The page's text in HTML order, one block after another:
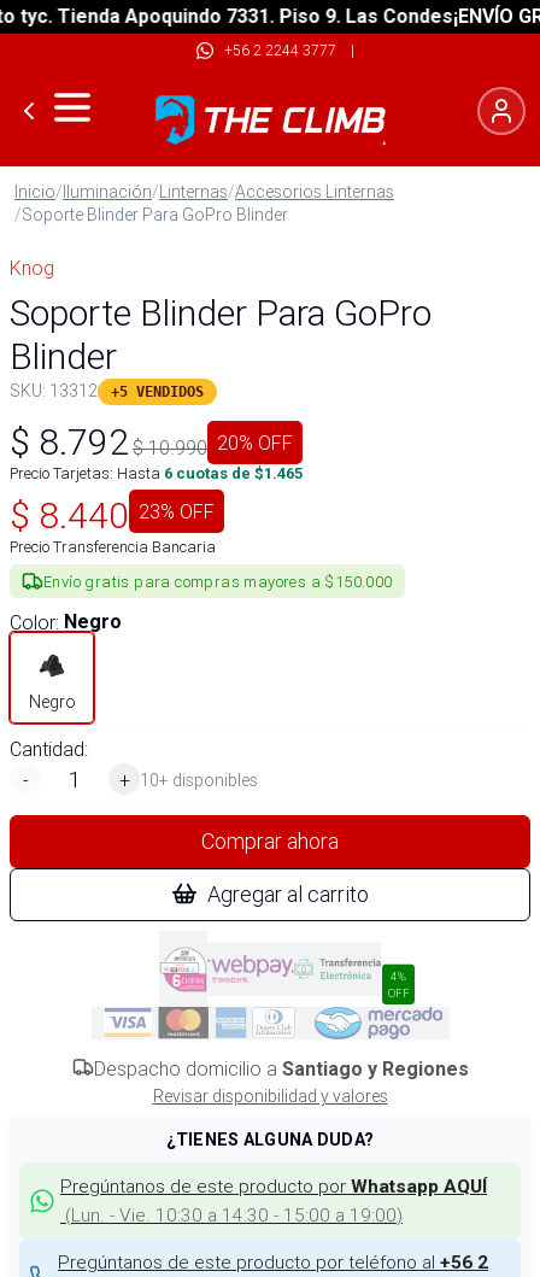
Tienda Apoquindo 7331. Piso 9. Las Condes¡ENVÍO
+56 2 2244 3777 |
Inicio/Iluminación/Linternas/Accesorios Linternas
/Soporte Blinder Para GoPro Blinder
Knog
Soporte Blinder Para GoPro
Blinder
SKU: 13312 +5 VENDIDOS
$ 8.792 $10.990 20% OFF
Precio Tarjetas: Hasta 6 cuotas de $1.465
$ 8.440 23% OFF
Precio Transferencia Bancaria
Envío gratis para compras mayores a $150.000
Color: Negro
Negro
Cantidad:
-
+ 10+ disponibles
Comprar ahora
Agregar al carrito
4%
OFF
Despacho domicilio a Santiago y Regiones
Revisar disponibilidad y valores
¿TIENES ALGUNA DUDA?
Pregúntanos de este producto por Whatsapp AQUÍ
(Lun. - Vie. 10:30 a 14:30 - 15:00 a 19:00)
Pregúntanos de este producto por teléfono al +56 2